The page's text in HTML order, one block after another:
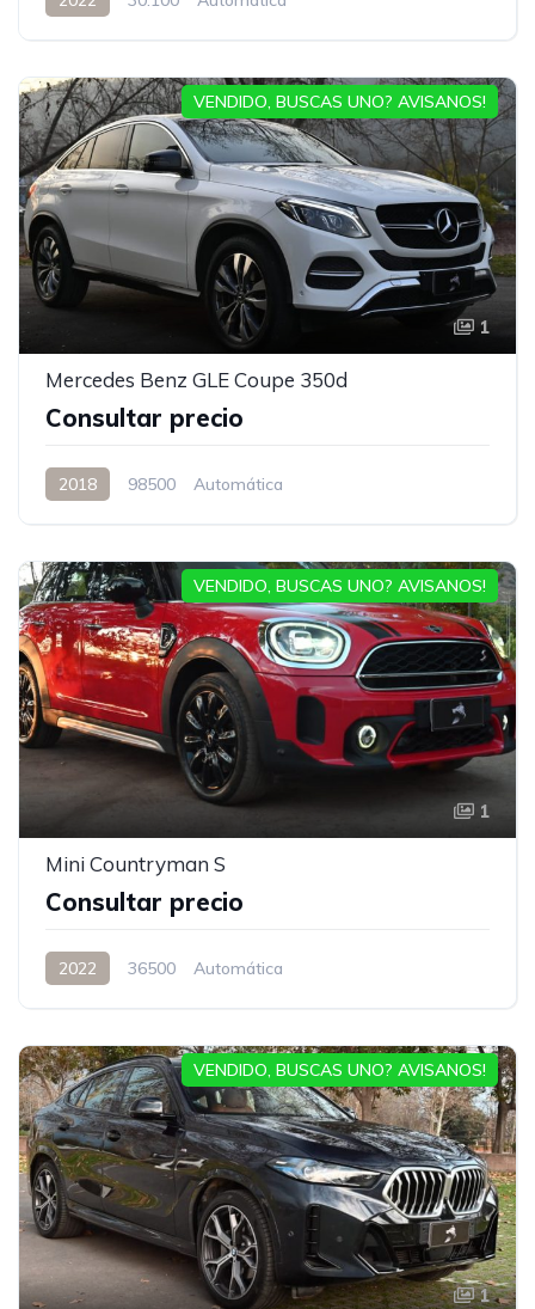
1
Mercedes Benz GLE Coupe 350d
Consultar precio
2018 98500 Automática
VENDIDO, BUSCAS UNO? AVISANOS!
1
Mini Countryman S
Consultar precio
2022 36500 Automática
VENDIDO, BUSCAS UNO? AVISANOS!
1
VENDIDO, BUSCAS UNO? AVISANOS!